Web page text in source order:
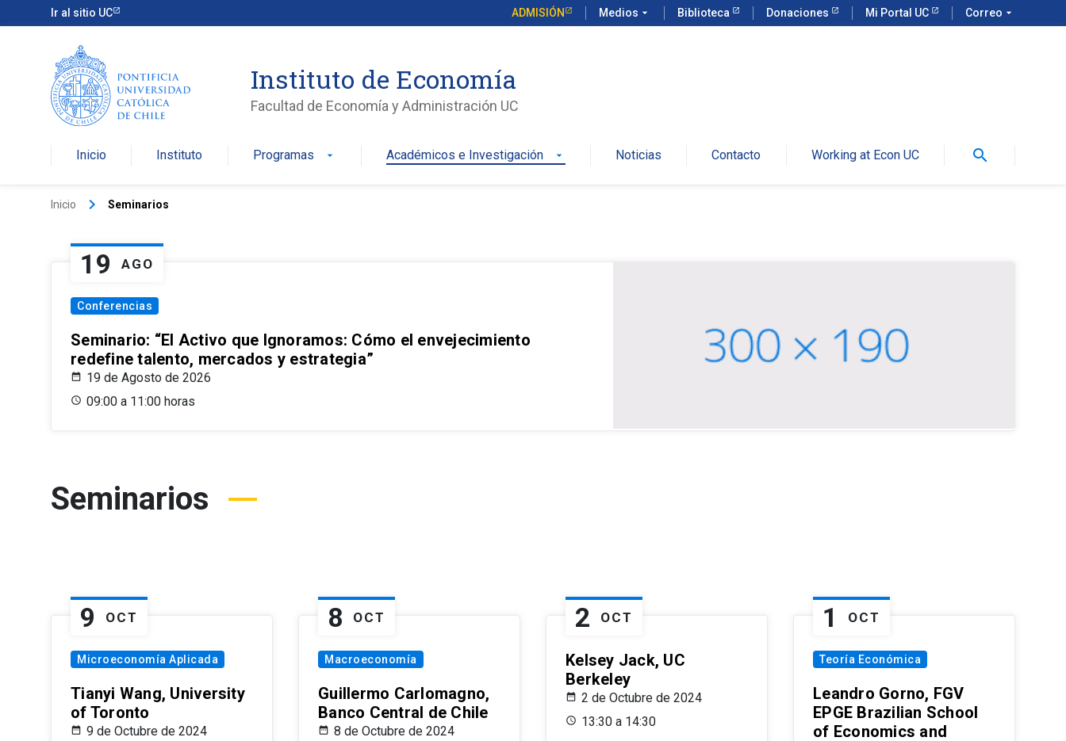
Ir al sitio UC ADMISIÓN Medios arrow_drop_down Biblioteca Donaciones Mi Portal UC Correo arrow_drop_down
Instituto de Economía
Facultad de Economía y Administración UC
Inicio Instituto Programas arrow_drop_down Académicos e Investigación arrow_drop_down Noticias Contacto Working at Econ UC search
Inicio keyboard_arrow_right Seminarios
19 AGO
Conferencias
Seminario: “El Activo que Ignoramos: Cómo el envejecimiento
redefine talento, mercados y estrategia”
19 de Agosto de 2026
09:00 a 11:00 horas
Seminarios
9 OCT
Microeconomía Aplicada
Tianyi Wang, University
of Toronto
9 de Octubre de 2024
8 OCT
Macroeconomía
Guillermo Carlomagno,
Banco Central de Chile
8 de Octubre de 2024
2 OCT
Kelsey Jack, UC
Berkeley
2 de Octubre de 2024
13:30 a 14:30
1 OCT
Teoría Económica
Leandro Gorno, FGV
EPGE Brazilian School
of Economics and